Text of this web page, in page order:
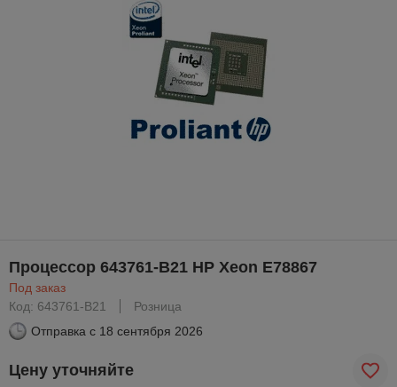
Процессор 643761-B21 HP Xeon E78867
Под заказ
Код: 643761-B21
Розница
Отправка с 18 сентября 2026
Цену уточняйте